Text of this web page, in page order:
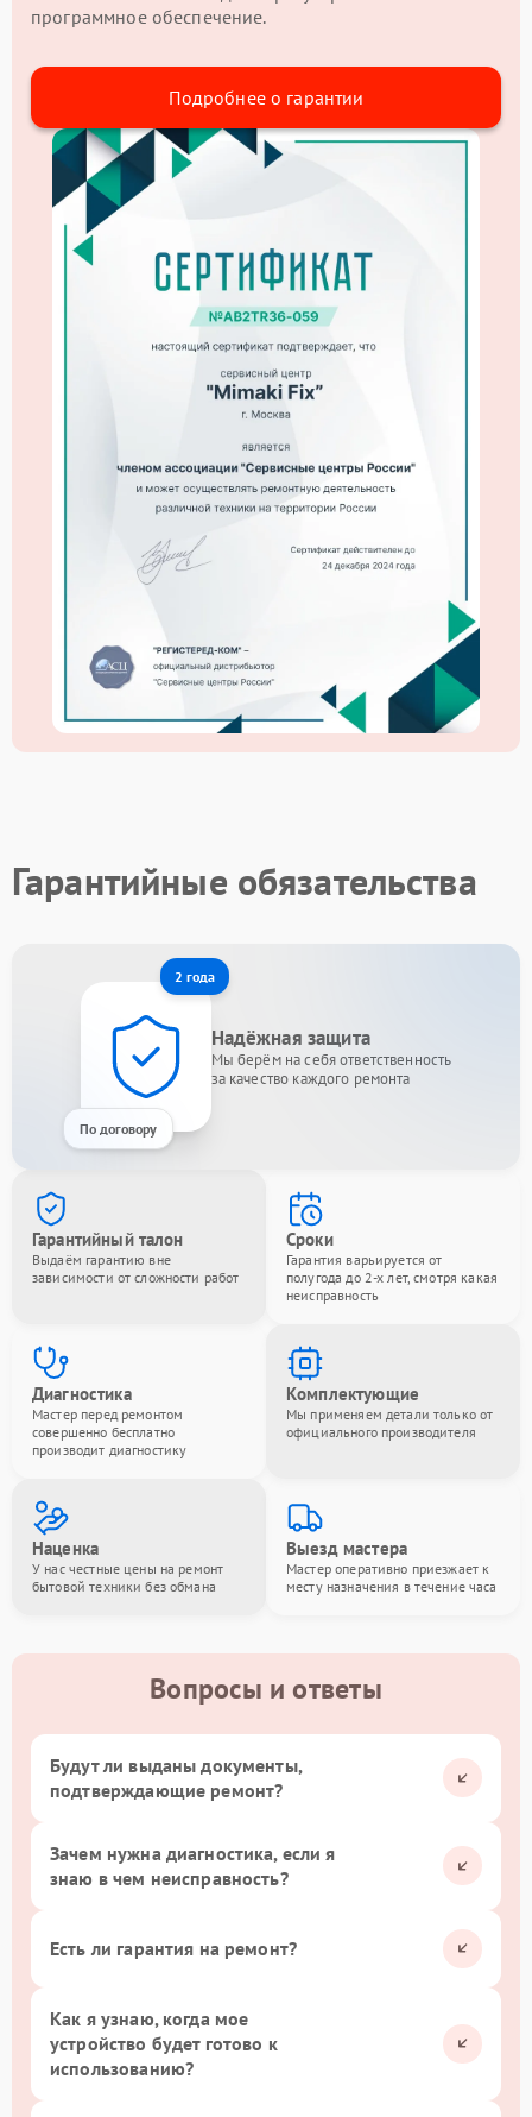
программное обеспечение.
Подробнее о гарантии
Гарантийные обязательства
2 года
По договору
Надёжная защита
Мы берём на себя ответственность
за качество каждого ремонта
Гарантийный талон
Выдаём гарантию вне
зависимости от сложности работ
Сроки
Гарантия варьируется от
полугода до 2-х лет, смотря какая
неисправность
Диагностика
Мастер перед ремонтом
совершенно бесплатно
производит диагностику
Комплектующие
Мы применяем детали только от
официального производителя
Наценка
У нас честные цены на ремонт
бытовой техники без обмана
Выезд мастера
Мастер оперативно приезжает к
месту назначения в течение часа
Вопросы и ответы
Будут ли выданы документы,
подтверждающие ремонт?
Зачем нужна диагностика, если я
знаю в чем неисправность?
Есть ли гарантия на ремонт?
Как я узнаю, когда мое
устройство будет готово к
использованию?